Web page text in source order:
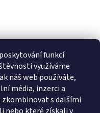
funkcí
využíváme
náš web používáte,
média, inzerci a
s dalšími